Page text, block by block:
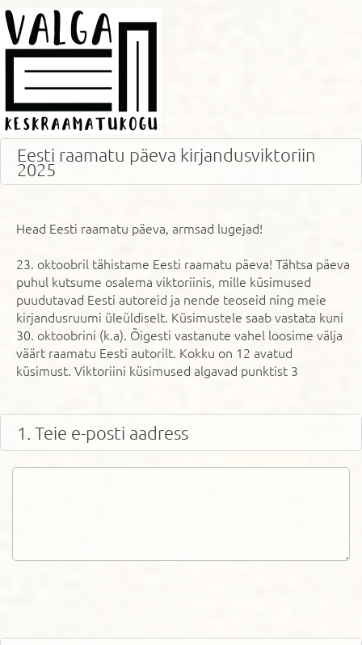
Eesti raamatu päeva kirjandusviktoriin
2025
Head Eesti raamatu päeva, armsad lugejad!
23. oktoobril tähistame Eesti raamatu päeva! Tähtsa päeva
puhul kutsume osalema viktoriinis, mille küsimused
puudutavad Eesti autoreid ja nende teoseid ning meie
kirjandusruumi üleüldiselt. Küsimustele saab vastata kuni
30. oktoobrini (k.a). Õigesti vastanute vahel loosime välja
väärt raamatu Eesti autorilt. Kokku on 12 avatud
küsimust. Viktoriini küsimused algavad punktist 3
1. Teie e-posti aadress